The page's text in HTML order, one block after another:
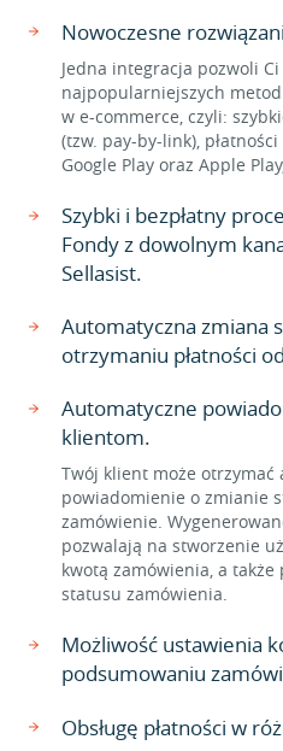
Nowoczesne
Jedna integracja pozwoli
najpopularniejszych
w e-commerce, czyli:
(tzw. pay-by-link),
Google Play oraz Apple
Szybki i bezpłatny
Fondy z dowolnym
Sellasist.
Automatyczna zmiana
otrzymaniu płatności
Automatyczne
klientom.
Twój klient może otrzymać
powiadomienie o zmianie
zamówienie.
pozwalają na stworzenie
kwotą zamówienia, a
statusu zamówienia.
Możliwość ustawienia
podsumowaniu
Obsługę płatności w